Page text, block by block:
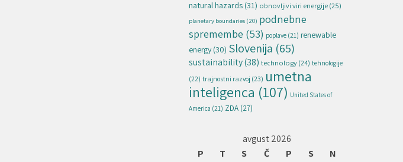
natural hazards (31) obnovljivi viri energije(25)
planetary boundaries (20) podnebne
spremembe (53) poplave (21) renewable
energy (30) Slovenija (65)
sustainability(38) technology(24) tehnologije
(22) trajnostni razvoj (23) umetna
inteligenca (107) United States of
America (21) ZDA (27)
avgust 2026
P
T S Č P S N